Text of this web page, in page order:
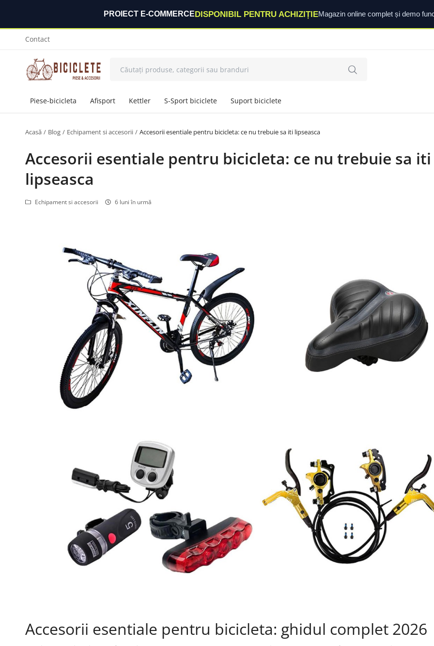
PROIECT E-COMMERCEDISPONIBIL PENTRU ACHIZIȚIEMagazin online complet și demo
Contact
Piese-bicicleta Afisport Kettler S-Sport biciclete Suport biciclete
Acasă Blog Echipament si accesorii Accesorii esentiale pentru bicicleta: ce nu trebuie sa iti lipseasca
Accesorii esentiale pentru bicicleta: ce nu trebuie sa iti
lipseasca
Echipament si accesorii 6 luni în urmă
Accesorii esentiale pentru bicicleta: ghidul complet 2026